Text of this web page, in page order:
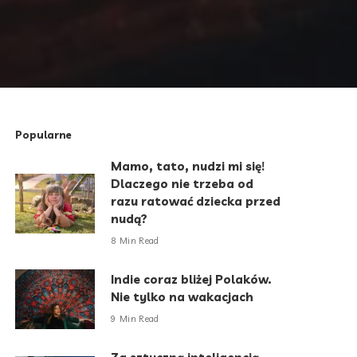
Popularne
Mamo, tato, nudzi mi się!
Dlaczego nie trzeba od
razu ratować dziecka przed
nudą?
8 Min Read
Indie coraz bliżej Polaków.
Nie tylko na wakacjach
9 Min Read